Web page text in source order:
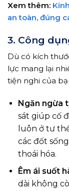
Xem thêm:
an toàn, đúng
3. Công
Dù có kích
lực mang lại
tiện nghi của
Ngăn ngừa
sát giúp cố
luôn ở tư
các đốt
thoái hóa.
Êm ái suốt
dài không